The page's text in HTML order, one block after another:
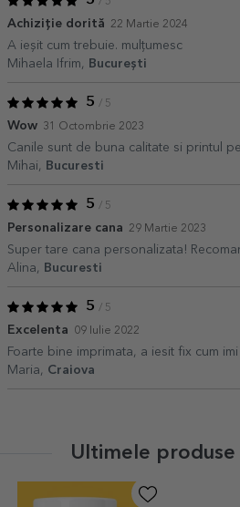
Achiziție dorită 22 Martie 2024
A ieșit cum trebuie. mulțumesc
Mihaela Ifrim,
București
5 / 5
Wow 31 Octombrie 2023
Canile sunt de buna calitate si printul
Mihai,
Bucuresti
5 / 5
Personalizare cana 29 Martie 2023
Super tare cana personalizata!
Alina,
Bucuresti
5 / 5
Excelenta 09 Iulie 2022
Foarte bine imprimata, a iesit fix cum
Maria, Craiova
Ultimele produse